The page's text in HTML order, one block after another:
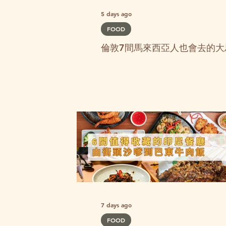
倫敦7間馬來西亞人也會去的
FOOD
5 days ago
FOOD
7 days ago